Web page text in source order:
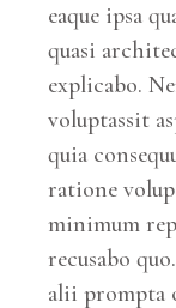
eaque ipsa
quasi
explicabo.
voluptassit
quia
ratione
minimum
recusabo
alii prompta